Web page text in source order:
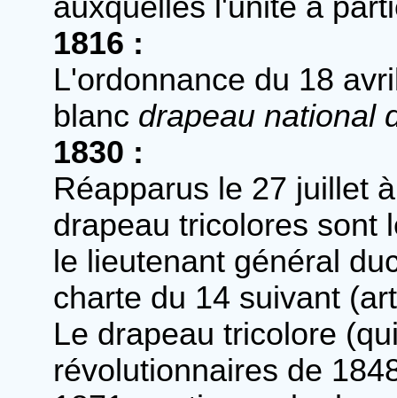
auxquelles l'unité a
1816 :
L'ordonnance du 18
blanc drapeau national
1830 :
Réapparus le 27 juillet
drapeau tricolores sont
le lieutenant général
charte du 14 suivant
Le drapeau tricolore
révolutionnaires de